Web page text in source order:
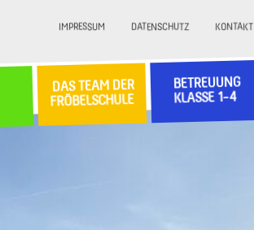
IMPRESSUM DATENSCHUTZ KONTAKT
DAS TEAM DER
FRÖBELSCHULE
BETREUUNG
KLASSE 1-4